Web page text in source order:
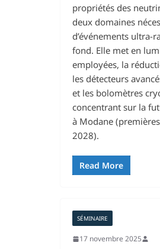
propriétés des
deux domaines
d’événements ultra-
fond. Elle met en
employées, la
les détecteurs
et les bolomètres
concentrant sur la
à Modane
2028).
Read More
SÉMINAIRE
17 novembre 2025